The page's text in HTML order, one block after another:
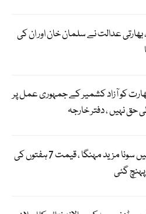
عدالت نے سلمان خان اور ان کی
کو آزاد کشمیر کے جمہوری عمل پر
حق نہیں ، دفتر خارجہ
عالمی مارکیٹ میں سونا مزید مہنگا ، قیمت 7 ہفتوں کی
گئی